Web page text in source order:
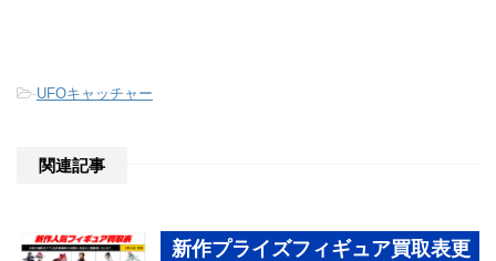
-UFOキャッチャー
関連記事
新作プライズフィギュア買取表更